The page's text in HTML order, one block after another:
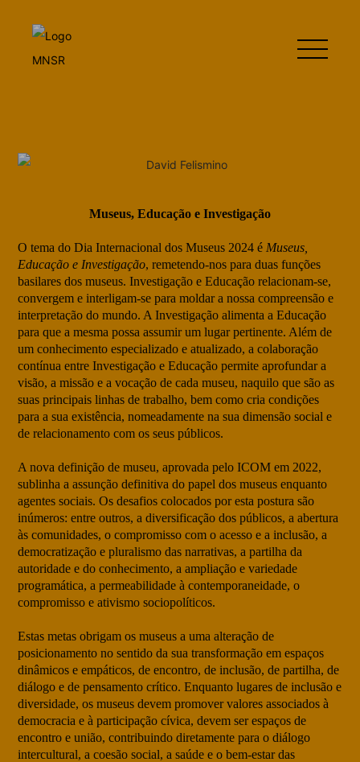
Museus, Educação e Investigação
O tema do Dia Internacional dos Museus 2024 é Museus,
Educação e Investigação, remetendo-nos para duas funções
basilares dos museus. Investigação e Educação relacionam-se,
convergem e interligam-se para moldar a nossa compreensão e
interpretação do mundo. A Investigação alimenta a Educação
para que a mesma possa assumir um lugar pertinente. Além de
um conhecimento especializado e atualizado, a colaboração
contínua entre Investigação e Educação permite aprofundar a
visão, a missão e a vocação de cada museu, naquilo que são as
suas principais linhas de trabalho, bem como cria condições
para a sua existência, nomeadamente na sua dimensão social e
de relacionamento com os seus públicos.
A nova definição de museu, aprovada pelo ICOM em 2022,
sublinha a assunção definitiva do papel dos museus enquanto
agentes sociais. Os desafios colocados por esta postura são
inúmeros: entre outros, a diversificação dos públicos, a abertura
às comunidades, o compromisso com o acesso e a inclusão, a
democratização e pluralismo das narrativas, a partilha da
autoridade e do conhecimento, a ampliação e variedade
programática, a permeabilidade à contemporaneidade, o
compromisso e ativismo sociopolíticos.
Estas metas obrigam os museus a uma alteração de
posicionamento no sentido da sua transformação em espaços
dinâmicos e empáticos, de encontro, de inclusão, de partilha, de
diálogo e de pensamento crítico. Enquanto lugares de inclusão e
diversidade, os museus devem promover valores associados à
democracia e à participação cívica, devem ser espaços de
encontro e união, contribuindo diretamente para o diálogo
intercultural, a coesão social, a saúde e o bem-estar das